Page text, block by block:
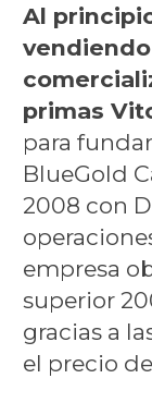
Al
primas
para
BlueGold
2008 con
empresa
superior
gracias a
el precio